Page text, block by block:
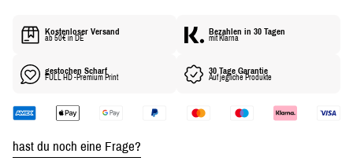
Kostenloser Versand
ab 50€ in DE
Bezahlen in 30 Tagen
mit Klarna
gestochen Scharf
FULL HD -Premium Print
30 Tage Garantie
Auf jegliche Produkte
hast du noch eine Frage?